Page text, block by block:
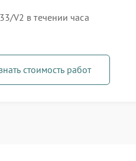
V2 в течении часа
стоимость работ